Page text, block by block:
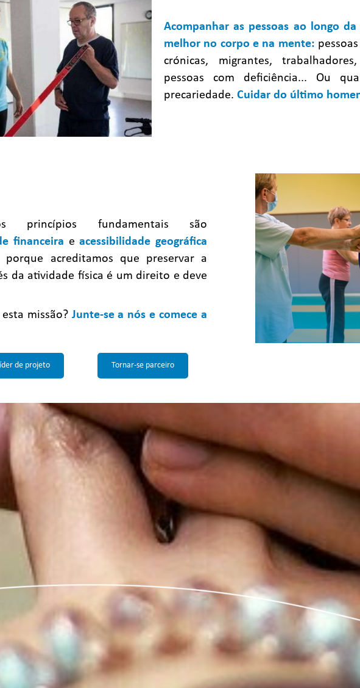
Acompanhar as pessoas ao longo
melhor no corpo e na mente:
crónicas, migrantes,
pessoas com deficiência... Ou
precariedade. Cuidar do último
princípios fundamentais são
financeira eacessibilidade geográfica
porque acreditamos que preservar a
da atividade física é um direito e deve
missão? Junte-se a nós e comece a
de projeto Tornar-se parceiro